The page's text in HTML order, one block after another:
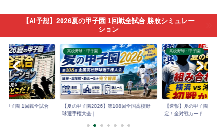
【AI予想】2026夏の甲子園 1回戦全試合 勝敗シミュレー
ション
甲子園 1回戦全試合
高校野球・甲子園
【夏の甲子園2026】第108回全国高校野
球選手権大会｜...
高校野球・甲子園
【速報】夏の甲子園
定！全対戦カード...